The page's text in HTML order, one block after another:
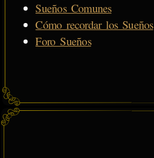
Sueños Comunes
Cómo recordar los Sueños
Foro Sueños